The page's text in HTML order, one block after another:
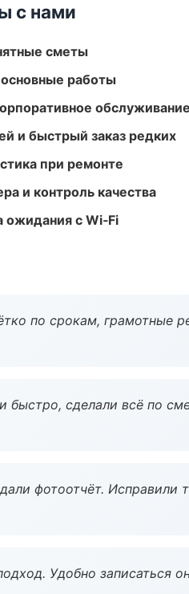
с нами
сметы
работы
обслуживание
и быстрый заказ редких
при ремонте
и контроль качества
ожидания с Wi‑Fi
по срокам, грамотные
быстро, сделали всё по
фотоотчёт. Исправили
Удобно записаться